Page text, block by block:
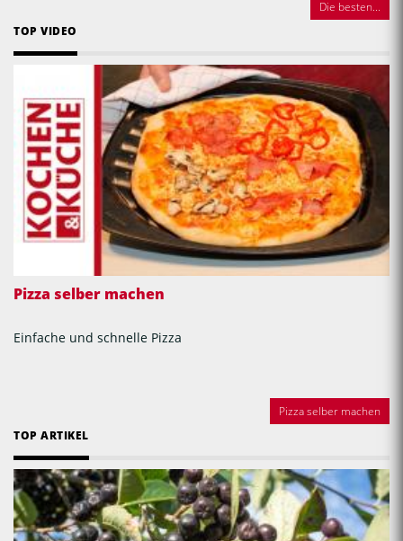
Die besten...
TOP VIDEO
Pizza selber machen
Einfache und schnelle Pizza
Pizza selber machen
TOP ARTIKEL